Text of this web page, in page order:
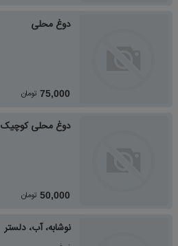
دوغ محلی
75,000 تومان
دوغ محلی کوچیک
50,000 تومان
نوشابه، آب، دلستر